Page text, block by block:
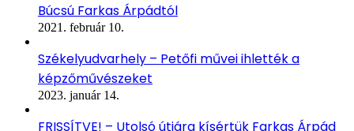
Búcsú Farkas Árpádtól
2021. február 10.
Székelyudvarhely – Petőfi művei ihlették a
képzőművészeket
2023. január 14.
FRISSÍTVE! – Utolsó útjára kísértük Farkas Árpád